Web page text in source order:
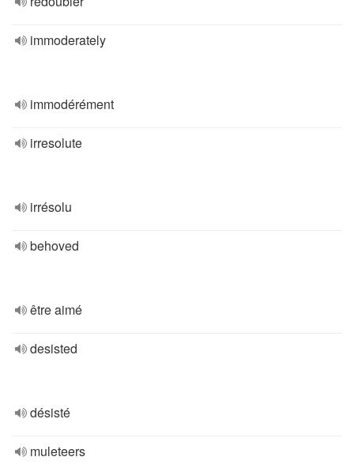
immoderately
immodérément
irresolute
irrésolu
behoved
être aimé
desisted
désisté
muleteers